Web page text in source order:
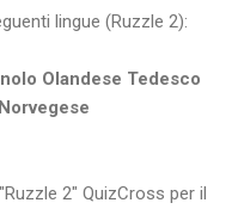
lingue (Ruzzle 2):
Olandese Tedesco
2" QuizCross per il